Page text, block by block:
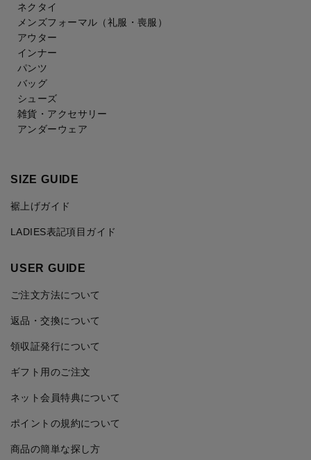
ネクタイ
メンズフォーマル （礼服・喪服）
アウター
インナー
パンツ
バッグ
シューズ
雑貨・アクセサリー
アンダーウェア
SIZE GUIDE
裾上げガイド
LADIES表記項目ガイド
USER GUIDE
ご注文方法について
返品・交換について
領収証発行について
ギフト用のご注文
ネット会員特典について
ポイントの規約について
商品の簡単な探し方